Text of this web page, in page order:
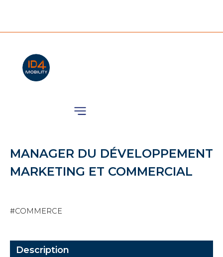
Nos Animations
MANAGER DU DÉVELOPPEMENT
MARKETING ET COMMERCIAL
#COMMERCE
Description